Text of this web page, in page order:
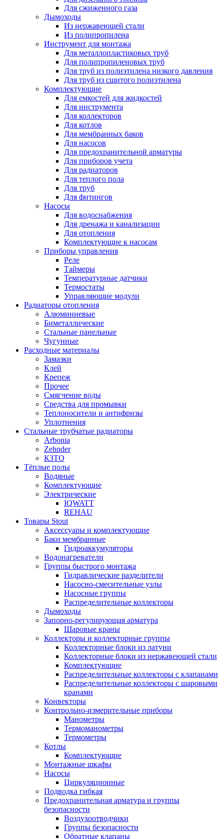
Для сжиженного газа
Дымоходы
Из нержавеющей стали
Из полипропилена
Инструмент для монтажа
Для металлопластиковых труб
Для полипропиленовых труб
Для труб из полиэтилена низкого давления
Для труб из сшитого полиэтилена
Комплектующие
Для емкостей для жидкостей
Для инструмента
Для коллекторов
Для котлов
Для мембранных баков
Для насосов
Для предохранительной арматуры
Для приборов учета
Для радиаторов
Для теплого пола
Для труб
Для фитингов
Насосы
Для водоснабжения
Для дренажа и канализации
Для отопления
Комплектующие к насосам
Приборы управления
Реле
Таймеры
Температурные датчики
Термостаты
Управляющие модули
Радиаторы отопления
Алюминиевые
Биметаллические
Стальные панельные
Чугунные
Расходные материалы
Замазки
Клей
Крепеж
Прочее
Смягчение воды
Средства для промывки
Теплоносители и антифризы
Уплотнения
Стальные трубчатые радиаторы
Arbonia
Zehnder
КЗТО
Тёплые полы
Водяные
Комплектующие
Электрические
IQWATT
REHAU
Товары Stout
Аксессуары и комплектующие
Баки мембранные
Гидроаккумуляторы
Водонагреватели
Группы быстрого монтажа
Гидравлические разделители
Насосно-смесительные узлы
Насосные группы
Распределительные коллекторы
Дымоходы
Запорно-регулирующая арматура
Шаровые краны
Коллекторы и коллекторные группы
Коллекторные блоки из латуни
Коллекторные блоки из нержавеющей стали
Комплектующие
Распределительные коллекторы с клапанами
Распределительные коллекторы с шаровыми
кранами
Конвекторы
Контрольно-измерительные приборы
Манометры
Термоманометры
Термометры
Котлы
Комплектующие
Монтажные шкафы
Насосы
Циркуляционные
Подводка гибкая
Предохранительная арматура и группы
безопасности
Воздухоотводчики
Группы безопасности
Обратные клапаны